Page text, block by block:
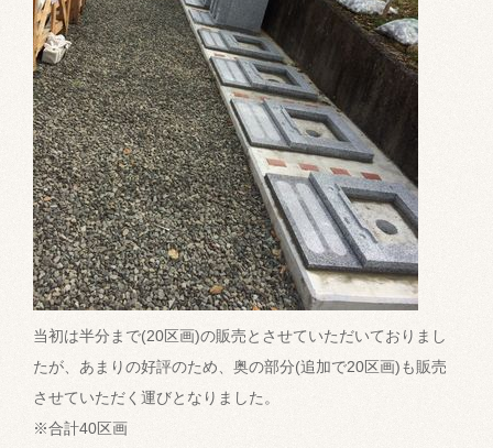
当初は半分まで(20区画)の販売とさせていただいておりまし
たが、あまりの好評のため、奥の部分(追加で20区画)も販売
させていただく運びとなりました。
※合計40区画